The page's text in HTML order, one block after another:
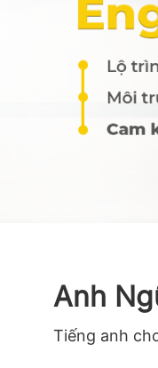
Anh
Tiếng anh